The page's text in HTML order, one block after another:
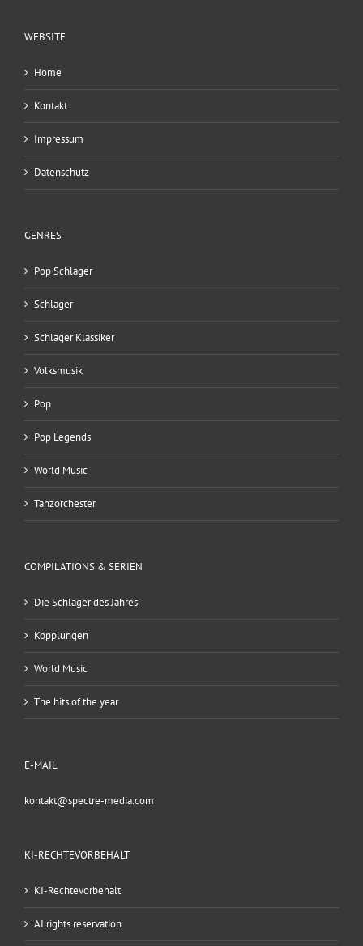
WEBSITE
Home
Kontakt
Impressum
Datenschutz
GENRES
Pop Schlager
Schlager
Schlager Klassiker
Volksmusik
Pop
Pop Legends
World Music
Tanzorchester
COMPILATIONS & SERIEN
Die Schlager des Jahres
Kopplungen
World Music
The hits of the year
E-MAIL
kontakt@spectre-media.com
KI-RECHTEVORBEHALT
KI-Rechtevorbehalt
AI rights reservation